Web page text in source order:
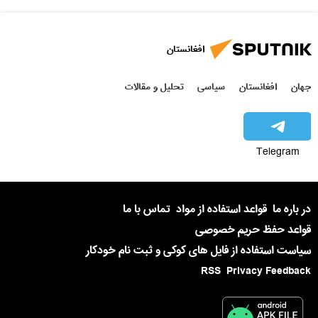
افغانستان
جهان افغانستان سیاسی تحلیل و مقالات
Telegram
در باره ما قواعد استفاده از مواد تماس با ما
قواعد حفظ حریم خصوصی
سیاست استفاده از فایل های کوکی و ثبت نام خودکار
Privacy Feedback
RSS